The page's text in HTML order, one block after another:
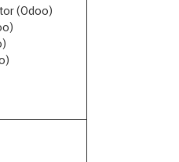
(Odoo)